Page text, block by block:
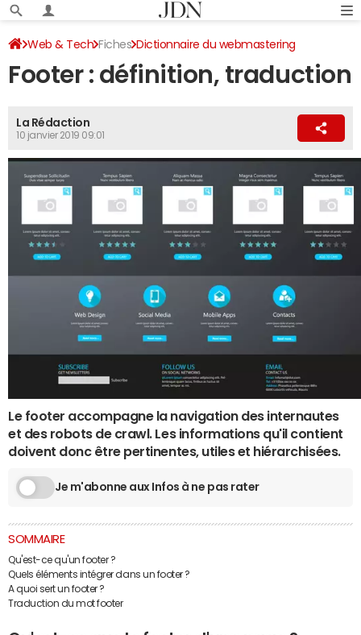
Web & Tech Fiches Dictionnaire du webmastering
Front office
Footer : définition, traduction
La Rédaction
10 janvier 2019 09:01
Le footer accompagne la navigation des internautes
et des robots de crawl. Les informations qu'il contient
doivent donc être pertinentes, utiles et hiérarchisées.
Je m'abonne aux Infos à ne pas rater
SOMMAIRE
Qu'est-ce qu'un footer ?
Quels éléments intégrer dans un footer ?
A quoi sert un footer ?
Traduction du mot footer